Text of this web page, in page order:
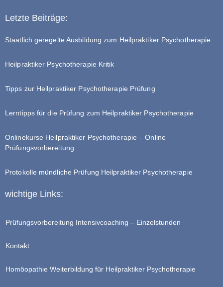
Letzte Beiträge:
Staatlich geregelte Ausbildung zum Heilpraktiker Psychotherapie
Heilpraktiker Psychotherapie Kritik
Tipps zur Heilpraktiker Psychotherapie Prüfung
Lerntipps für die Prüfung zum Heilpraktiker Psychotherapie
Onlinekurse Heilpraktiker Psychotherapie – Online
Prüfungsvorbereitung
Protokolle mündliche Prüfung Heilpraktiker Psychotherapie
wichtige Links:
Prüfungsvorbereitung Intensivcoaching – Einzelstunden
Kontakt
Homöopathie Weiterbildung für Heilpraktiker Psychotherapie